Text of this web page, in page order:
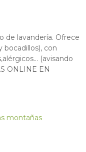
de lavandería. Ofrece
bocadillos), con
(avisando
ONLINE EN
montañas